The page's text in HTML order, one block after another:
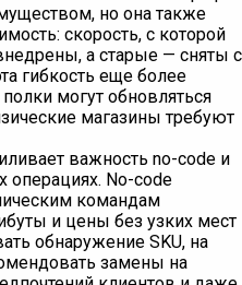
но она также
скорость, с которой
а старые — сняты с
гибкость еще более
могут обновляться
магазины требуют
важность no-code и
операциях. No-code
командам
и цены без узких мест
обнаружение SKU, на
замены на